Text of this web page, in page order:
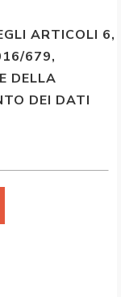
ARTICOLI 6,
679,
DELLA
DEI DATI